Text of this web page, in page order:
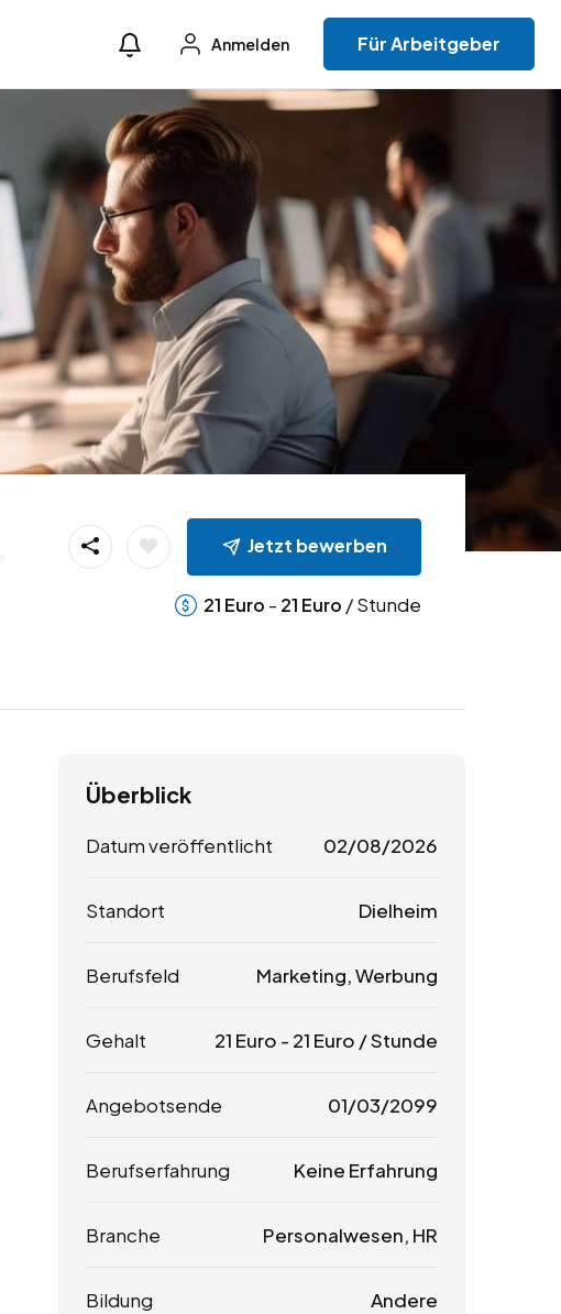
Anmelden Für Arbeitgeber
Jetzt bewerben
21 Euro - 21 Euro / Stunde
Überblick
Datum veröffentlicht 02/08/2026
Standort Dielheim
Berufsfeld Marketing, Werbung
Gehalt 21 Euro - 21 Euro / Stunde
Angebotsende 01/03/2099
Berufserfahrung Keine Erfahrung
Branche Personalwesen, HR
Bildung Andere